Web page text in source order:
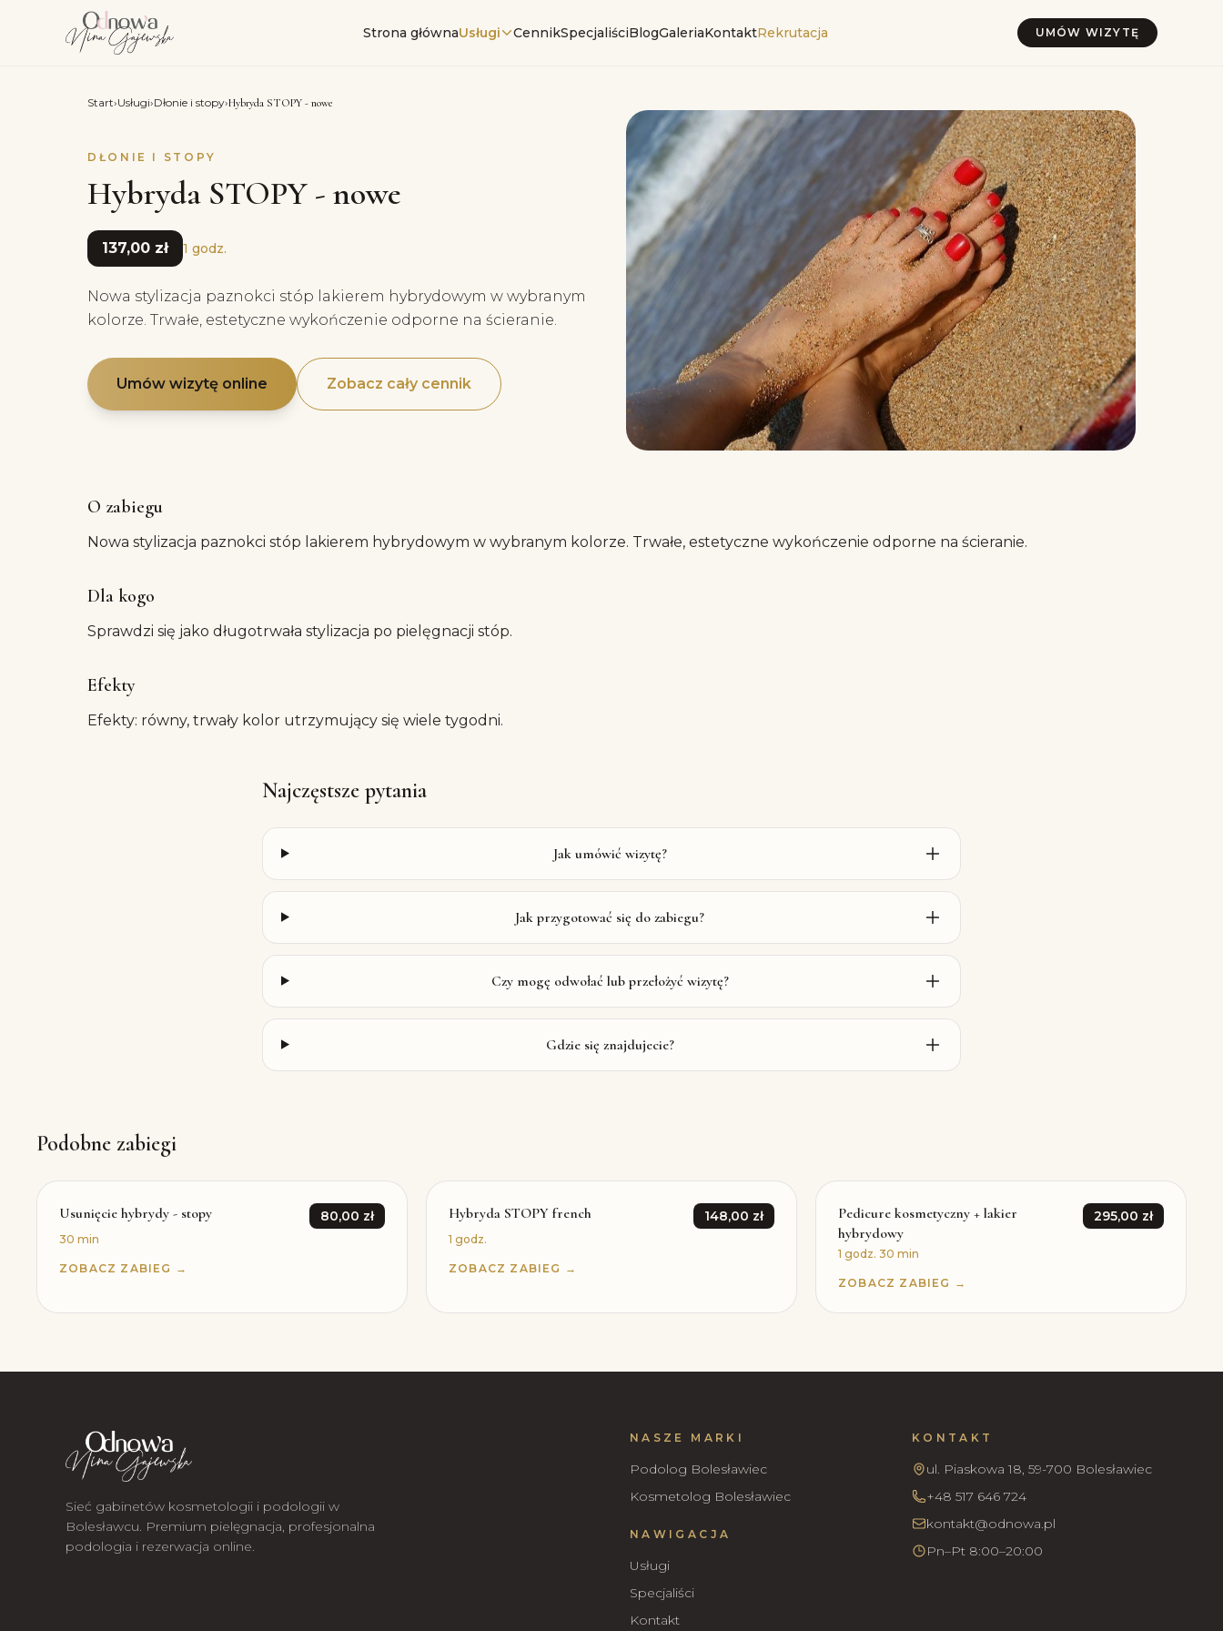
Strona głównaUsługi CennikSpecjaliściBlogGaleriaKontaktRekrutacja UMÓW WIZYTĘ
Start›Usługi›Dłonie i stopy›Hybryda STOPY - nowe
DŁONIE I STOPY
Hybryda STOPY - nowe
137,00 zł 1 godz.
Nowa stylizacja paznokci stóp lakierem hybrydowym w wybranym
kolorze. Trwałe, estetyczne wykończenie odporne na ścieranie.
Umów wizytę online Zobacz cały cennik
O zabiegu
Nowa stylizacja paznokci stóp lakierem hybrydowym w wybranym kolorze. Trwałe, estetyczne wykończenie odporne na ścieranie.
Dla kogo
Sprawdzi się jako długotrwała stylizacja po pielęgnacji stóp.
Efekty
Efekty: równy, trwały kolor utrzymujący się wiele tygodni.
Najczęstsze pytania
Jak umówić wizytę?
Jak przygotować się do zabiegu?
Czy mogę odwołać lub przełożyć wizytę?
Gdzie się znajdujecie?
Podobne zabiegi
Usunięcie hybrydy - stopy 80,00 zł
30 min
ZOBACZ ZABIEG →
Hybryda STOPY french 148,00 zł
1 godz.
ZOBACZ ZABIEG →
Pedicure kosmetyczny + lakier
hybrydowy
295,00 zł
1 godz. 30 min
ZOBACZ ZABIEG →
Sieć gabinetów kosmetologii i podologii w
Bolesławcu. Premium pielęgnacja, profesjonalna
podologia i rezerwacja online.
NASZE MARKI
Podolog Bolesławiec
Kosmetolog Bolesławiec
NAWIGACJA
Usługi
Specjaliści
Kontakt
KONTAKT
ul. Piaskowa 18, 59-700 Bolesławiec
+48 517 646 724
kontakt@odnowa.pl
Pn–Pt 8:00–20:00